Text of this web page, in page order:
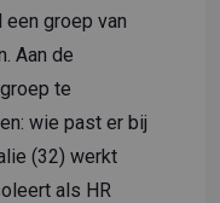
groep van
Aan de
te
wie past er bij
(32) werkt
als HR